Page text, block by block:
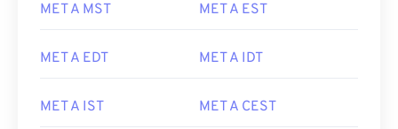
MET A MST MET A EST
MET A EDT MET A IDT
MET A IST MET A CEST